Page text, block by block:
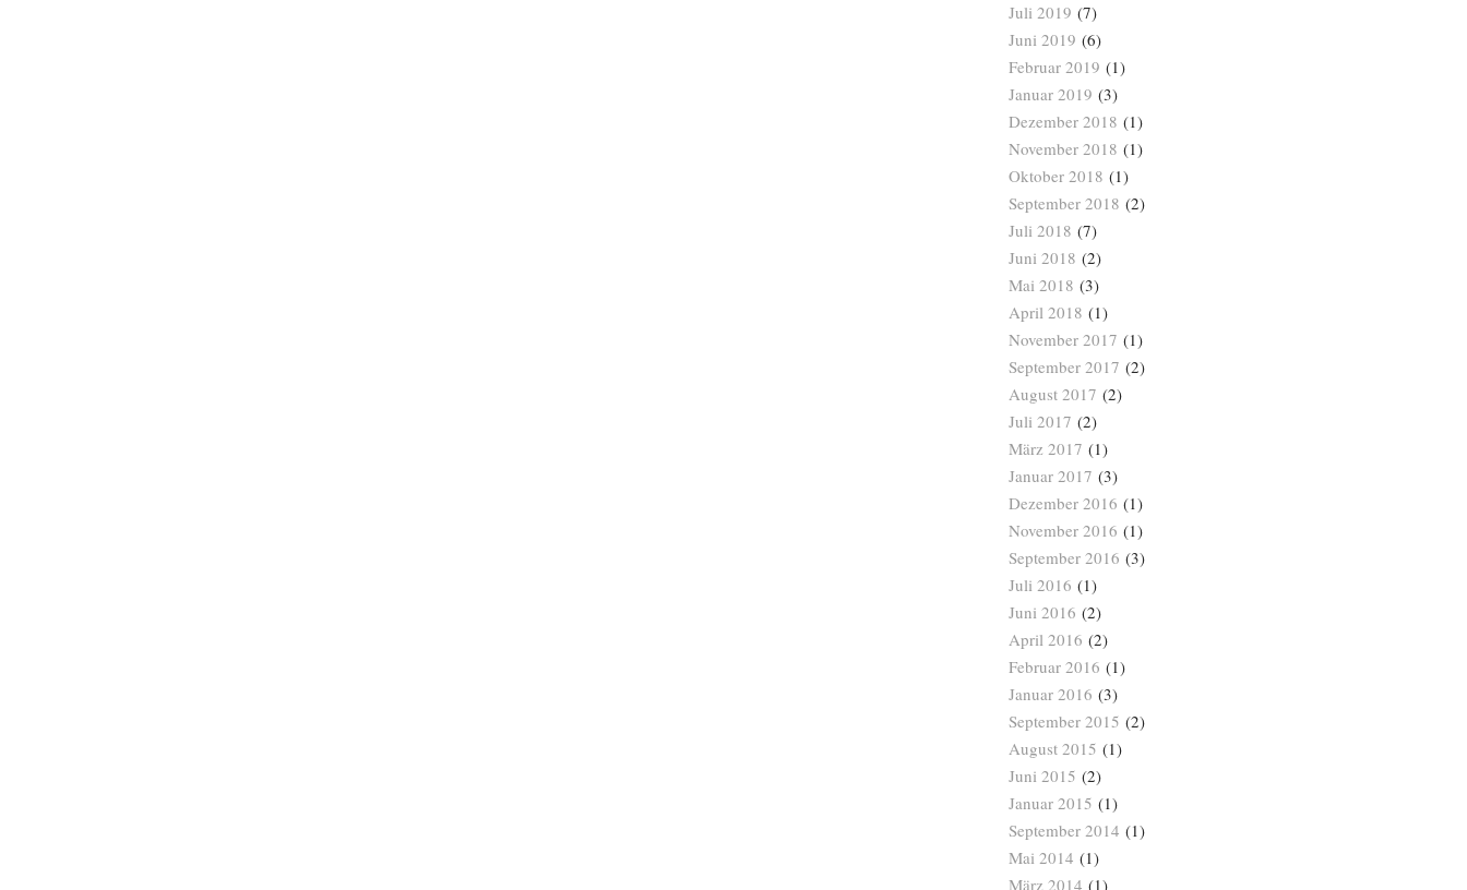
Juli 2019 (7)
Juni 2019 (6)
Februar 2019 (1)
Januar 2019 (3)
Dezember 2018 (1)
November 2018 (1)
Oktober 2018 (1)
September 2018 (2)
Juli 2018 (7)
Juni 2018 (2)
Mai 2018 (3)
April 2018 (1)
November 2017 (1)
September 2017 (2)
August 2017 (2)
Juli 2017 (2)
März 2017 (1)
Januar 2017 (3)
Dezember 2016 (1)
November 2016 (1)
September 2016 (3)
Juli 2016 (1)
Juni 2016 (2)
April 2016 (2)
Februar 2016 (1)
Januar 2016 (3)
September 2015 (2)
August 2015 (1)
Juni 2015 (2)
Januar 2015 (1)
September 2014 (1)
Mai 2014 (1)
März 2014 (1)